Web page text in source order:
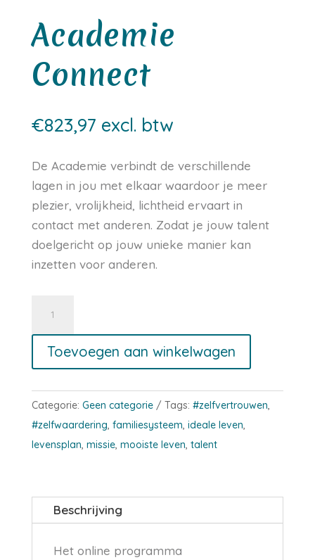
Academie
Connect
€823,97 excl. btw
De Academie verbindt de verschillende
lagen in jou met elkaar waardoor je meer
plezier, vrolijkheid, lichtheid ervaart in
contact met anderen. Zodat je jouw talent
doelgericht op jouw unieke manier kan
inzetten voor anderen.
aantalToevoegen aan winkelwagen
Categorie: Geen categorie Tags: #zelfvertrouwen,
#zelfwaardering, familiesysteem, ideale leven,
levensplan, missie, mooiste leven, talent
Beschrijving
Het online programma